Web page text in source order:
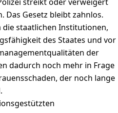
Das Gesetz bleibt zahnlos.
die staatlichen Institutionen,
des Staates und vor
der
dadurch noch mehr in Frage
der noch lange